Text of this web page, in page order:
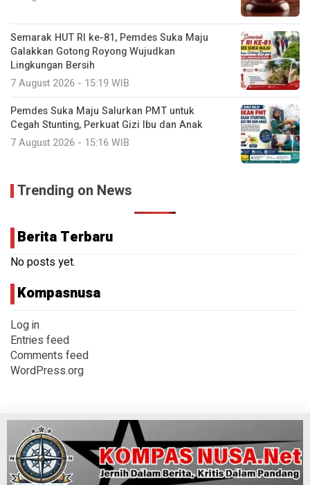
Semarak HUT RI ke-81, Pemdes Suka Maju
Galakkan Gotong Royong Wujudkan
Lingkungan Bersih
7 August 2026 - 15:19 WIB
Pemdes Suka Maju Salurkan PMT untuk
Cegah Stunting, Perkuat Gizi Ibu dan Anak
7 August 2026 - 15:16 WIB
Trending on News
Berita Terbaru
No posts yet.
Kompasnusa
Log in
Entries feed
Comments feed
WordPress.org